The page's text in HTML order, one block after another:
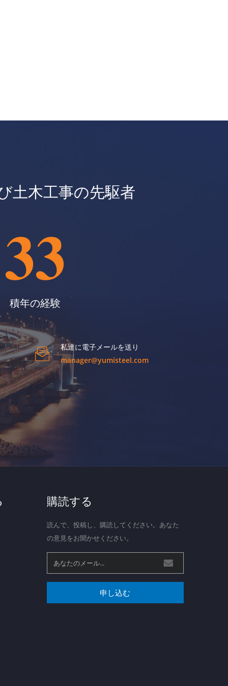
土木工事の先駆者
33
積年の経験
私達に電子メールを送り
manager@yumisteel.com
購読する
読んで、投稿し、購読してください。あなた
の意見をお聞かせください。
申し込む